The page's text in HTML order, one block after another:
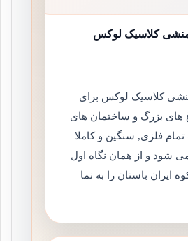
کلاسیک لوکس
کلاسیک لوکس برای
های بزرگ و ساختمان های
فلزی, سنگین و کاملا
شود و از همان نگاه اول
ایران باستان را به نما